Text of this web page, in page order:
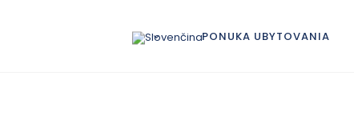
PONUKA UBYTOVANIA